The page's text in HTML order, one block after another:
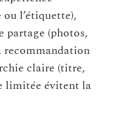
l’étiquette),
partage (photos,
recommandation
claire (titre,
limitée évitent la